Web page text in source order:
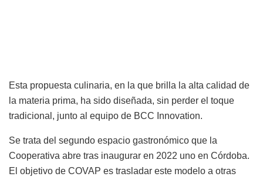
Esta propuesta culinaria, en la que brilla la alta calidad de
la materia prima, ha sido diseñada, sin perder el toque
tradicional, junto al equipo de BCC Innovation.
Se trata del segundo espacio gastronómico que la
Cooperativa abre tras inaugurar en 2022 uno en Córdoba.
El objetivo de COVAP es trasladar este modelo a otras